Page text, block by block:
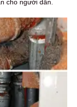
cho người dân.